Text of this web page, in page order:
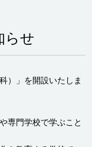
らせ
）」を開設いたしま
専門学校で学ぶこと